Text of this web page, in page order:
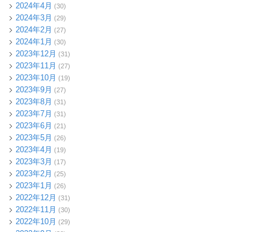
2024年4月 (30)
2024年3月 (29)
2024年2月 (27)
2024年1月 (30)
2023年12月 (31)
2023年11月 (27)
2023年10月 (19)
2023年9月 (27)
2023年8月 (31)
2023年7月 (31)
2023年6月 (21)
2023年5月 (26)
2023年4月 (19)
2023年3月 (17)
2023年2月 (25)
2023年1月 (26)
2022年12月 (31)
2022年11月 (30)
2022年10月 (29)